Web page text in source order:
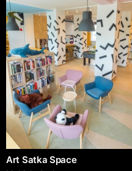
Art Satka Space